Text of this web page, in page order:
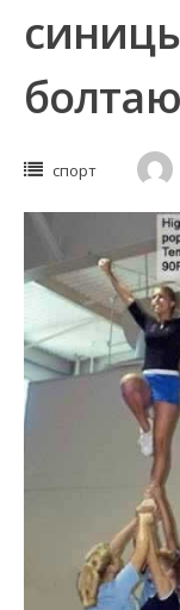
спорт